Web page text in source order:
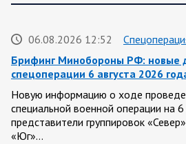
06.08.2026 12:52
Брифинг Минобороны РФ: новые
спецоперации 6 августа 2026
Новую информацию о ходе
специальной военной операции на
представители группировок
«Юг»…